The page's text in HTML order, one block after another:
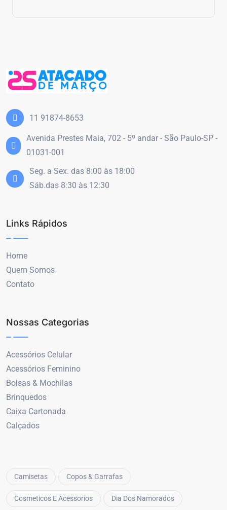
11 91874-8653
Avenida Prestes Maia, 702 - 5º andar - São Paulo-SP -
01031-001
Seg. a Sex. das 8:00 às 18:00
Sáb.das 8:30 às 12:30
Links Rápidos
Home
Quem Somos
Contato
Nossas Categorias
Acessórios Celular
Acessórios Feminino
Bolsas & Mochilas
Brinquedos
Caixa Cartonada
Calçados
Camisetas Copos & Garrafas
Cosmeticos E Acessorios Dia Dos Namorados